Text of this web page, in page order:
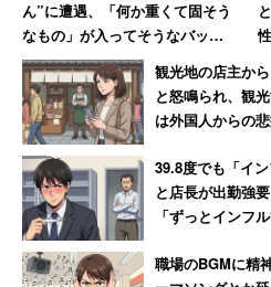
ん”に遭遇、「何か重くて固そう
なもの」が入ってそうなバッグ
で体当たり 「おぞましい人
種」と語る40代男性
観光地の店主か
と怒鳴られ、観
は外国人からの
39.8度でも「イ
と店長が出勤強
「ずっとインフ
職場のBGMに精